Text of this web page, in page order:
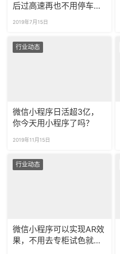
后过高速再也不用停车收
2019年7月15日
行业动态
微信小程序日活超3亿，
你今天用小程序了吗？
2019年11月15日
行业动态
微信小程序可以实现AR效
果，不用去专柜试色就能